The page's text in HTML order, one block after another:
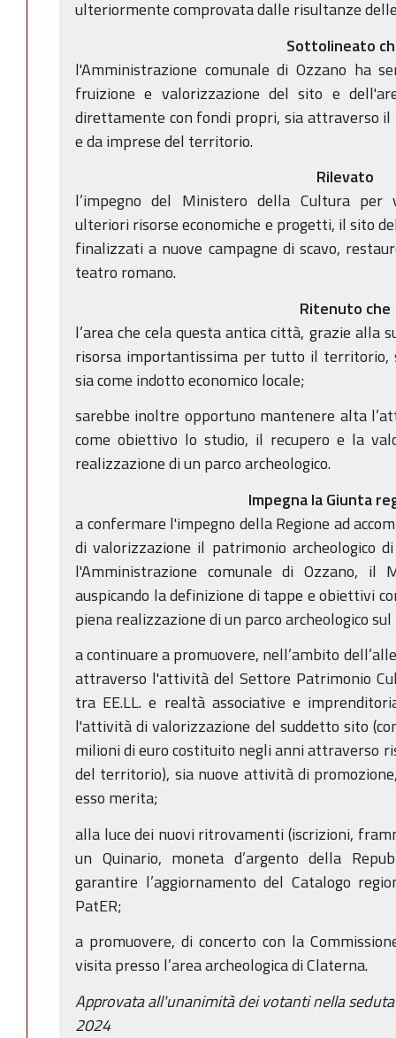
ulteriormente comprovata dalle risultanze
Sottolineato
l'Amministrazione comunale di Ozzano ha
fruizione e valorizzazione del sito e
direttamente con fondi propri, sia attraverso
e da imprese del territorio.
Rilevato
l’impegno del Ministero della Cultura per
ulteriori risorse economiche e progetti, il sito
finalizzati a nuove campagne di scavo,
teatro romano.
Ritenuto che
l’area che cela questa antica città, grazie alla
risorsa importantissima per tutto il territorio,
sia come indotto economico locale;
sarebbe inoltre opportuno mantenere alta
come obiettivo lo studio, il recupero e la
realizzazione di un parco archeologico.
Impegna la Giunta
a confermare l'impegno della Regione ad
di valorizzazione il patrimonio archeologico
l'Amministrazione comunale di Ozzano, il
auspicando la definizione di tappe e obiettivi
piena realizzazione di un parco archeologico
a continuare a promuovere, nell’ambito
attraverso l'attività del Settore Patrimonio
tra EE.LL. e realtà associative e
l'attività di valorizzazione del suddetto sito
milioni di euro costituito negli anni attraverso
del territorio), sia nuove attività di
esso merita;
alla luce dei nuovi ritrovamenti (iscrizioni,
un Quinario, moneta d’argento della
garantire l’aggiornamento del Catalogo
PatER;
a promuovere, di concerto con la
visita presso l’area archeologica di Claterna.
Approvata all'unanimità dei votanti nella
2024